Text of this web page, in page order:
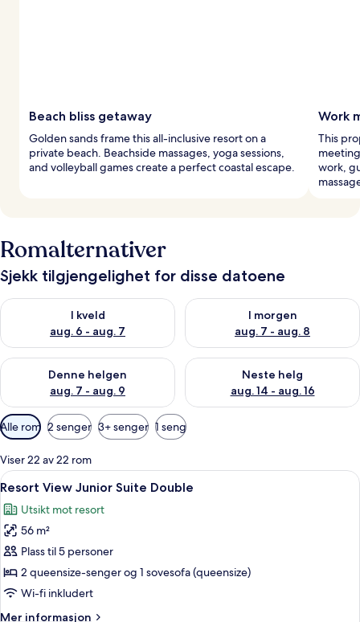
Beach bliss getaway
Golden sands frame this all-inclusive resort on a
private beach. Beachside massages, yoga sessions,
and volleyball games create a perfect coastal escape.
Work
This
work,
Romalternativer
Sjekk tilgjengelighet for disse datoene
I kveld
aug. 6 - aug. 7
Sjekk tilgjengelighet for i kveld, aug. 6 - aug. 7
I morgen
aug. 7 - aug. 8
Sjekk tilgjengelighet for i
Denne helgen
aug. 7 - aug. 9
Sjekk tilgjengelighet for denne helgen, aug. 7 - aug. 9
Neste helg
aug. 14 - aug. 16
Sjekk tilgjengelighet for neste
Tilgjengelige
filtre
for
rom
Alle rom 2 senger 3+ senger 1 seng
Viser 22 av 22 rom
Åpne
alle
bildene
av
Resort
View
Junior
Sengetøy av topp kvalitet, dundyner
5
Resort View Junior Suite Double
Utsikt mot resort
56 m²
Plass til 5 personer
2 queensize-senger og 1 sovesofa (queensize)
Wi-fi inkludert
Mer informasjon
Mer